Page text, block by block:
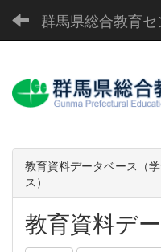
群馬県総合教育
教育資料データベース（
ス）
教育資料デ